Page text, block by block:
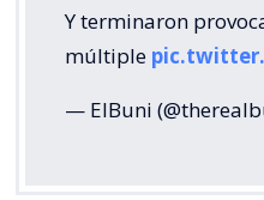
Y terminaron
múltiple
— ElBuni